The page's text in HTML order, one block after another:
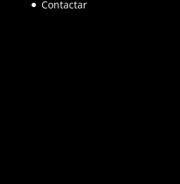
Contactar